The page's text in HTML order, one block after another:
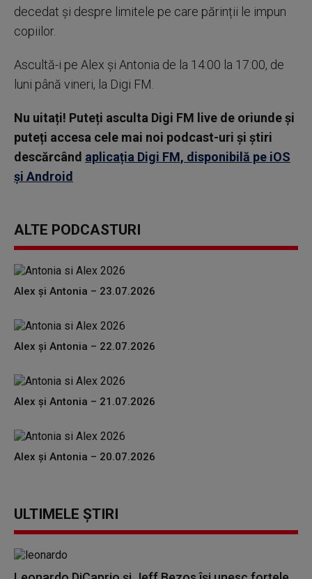
decedat și despre limitele pe care părinții le impun
copiilor.
Ascultă-i pe Alex și Antonia de la 14:00 la 17:00, de
luni până vineri, la Digi FM.
Nu uitați! Puteți asculta Digi FM live de oriunde și
puteți accesa cele mai noi podcast-uri și știri
descărcând aplicația Digi FM, disponibilă pe iOS
și Android
ALTE PODCASTURI
Alex și Antonia – 23.07.2026
Alex și Antonia – 22.07.2026
Alex și Antonia – 21.07.2026
Alex și Antonia – 20.07.2026
ULTIMELE ȘTIRI